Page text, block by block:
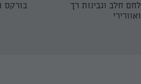
לחם חלב וגבינות רך
ואוורירי
בורקס